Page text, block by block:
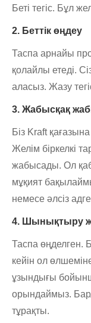
Беті тегіс. Бұл
2. Беттік өңдеу
Таспа арнайы
қолайлы етеді.
аласыз. Жазу
3. Жабысқақ
Біз Kraft
Желім біркелкі
жабысады. Ол
мұқият
немесе әлсіз
4. Шынықтыру
Таспа өңделген.
кейін ол
ұзындығы
орындаймыз.
тұрақты.